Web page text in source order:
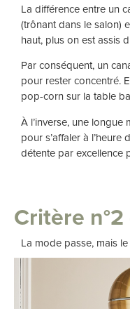
La différence entre un
(trônant dans le salon)
haut, plus on est assis
Par conséquent, un
pour rester concentré.
pop-corn sur la table
À l’inverse, une
pour s’affaler à
détente par excellence
Critère
La mode passe, mais